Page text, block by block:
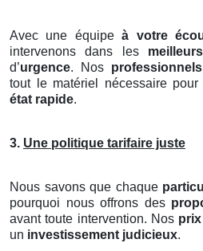
Avec une équipeà votre
intervenons dans les
d’urgence. Nos professionnels
tout le matériel nécessaire pour
état rapide.
3. Une politique tarifaire juste
Nous savons que chaque
pourquoi nous offrons des
avant toute intervention. Nos
un investissement judicieux.